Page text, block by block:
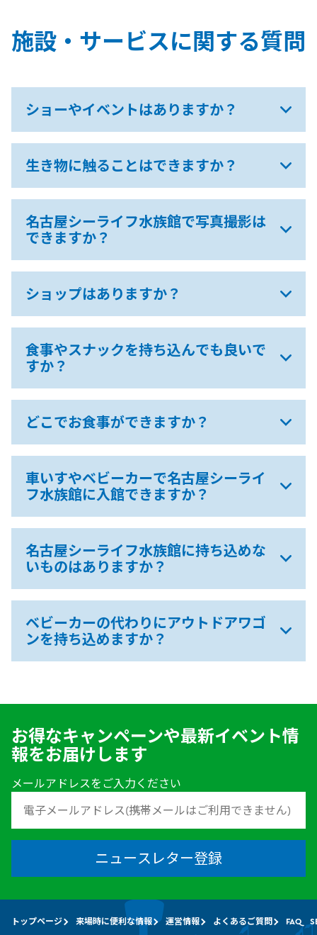
施設・サービスに関する質問
ショーやイベントはありますか？
生き物に触ることはできますか？
名古屋シーライフ水族館で写真撮影は
できますか？
ショップはありますか？
食事やスナックを持ち込んでも良いで
すか？
どこでお食事ができますか？
車いすやベビーカーで名古屋シーライ
フ水族館に入館できますか？
名古屋シーライフ水族館に持ち込めな
いものはありますか？
ベビーカーの代わりにアウトドアワゴ
ンを持ち込めますか？
お得なキャンペーンや最新イベント情
報をお届けします
メールアドレスをご入力ください
ニュースレター登録
トップページ 来場時に便利な情報 運営情報 よくあるご質問 FAQ